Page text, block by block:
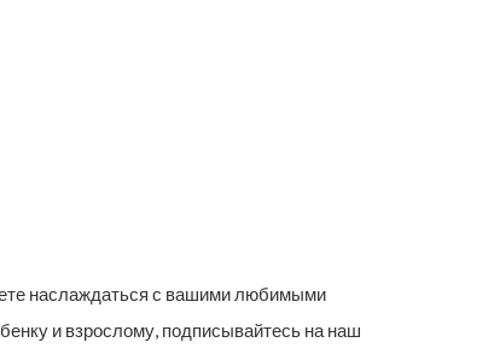
наслаждаться с вашими любимыми
и взрослому, подписывайтесь на наш